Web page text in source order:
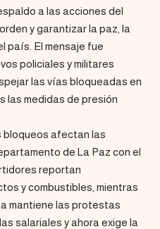
a las acciones del
y garantizar la paz, la
país. El mensaje fue
policiales y militares
las vías bloqueadas en
las medidas de presión
bloqueos afectan las
de La Paz con el
reportan
y combustibles, mientras
mantiene las protestas
salariales y ahora exige la